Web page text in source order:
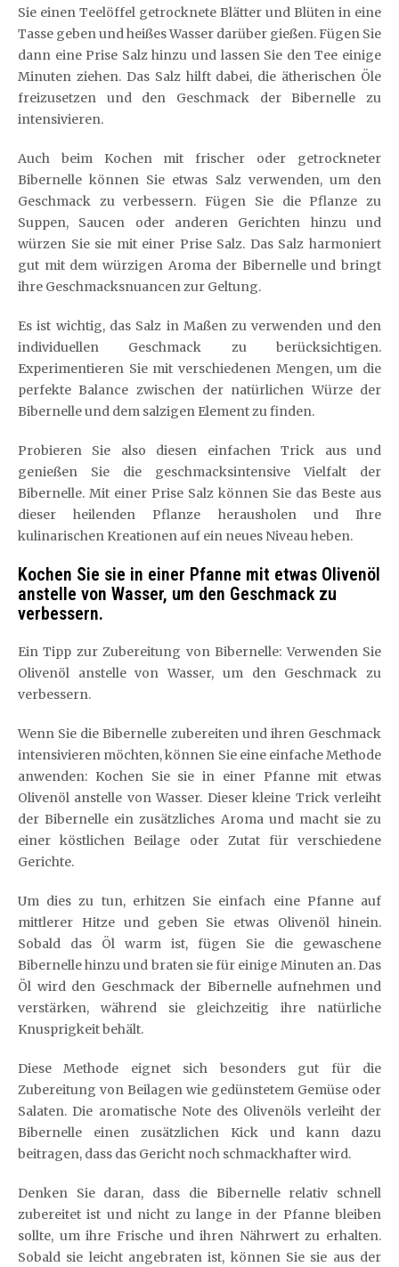
Sie einen Teelöffel getrocknete Blätter und Blüten in eine
Tasse geben und heißes Wasser darüber gießen. Fügen Sie
dann eine Prise Salz hinzu und lassen Sie den Tee einige
Minuten ziehen. Das Salz hilft dabei, die ätherischen Öle
freizusetzen und den Geschmack der Bibernelle zu
intensivieren.
Auch beim Kochen mit frischer oder getrockneter
Bibernelle können Sie etwas Salz verwenden, um den
Geschmack zu verbessern. Fügen Sie die Pflanze zu
Suppen, Saucen oder anderen Gerichten hinzu und
würzen Sie sie mit einer Prise Salz. Das Salz harmoniert
gut mit dem würzigen Aroma der Bibernelle und bringt
ihre Geschmacksnuancen zur Geltung.
Es ist wichtig, das Salz in Maßen zu verwenden und den
individuellen Geschmack zu berücksichtigen.
Experimentieren Sie mit verschiedenen Mengen, um die
perfekte Balance zwischen der natürlichen Würze der
Bibernelle und dem salzigen Element zu finden.
Probieren Sie also diesen einfachen Trick aus und
genießen Sie die geschmacksintensive Vielfalt der
Bibernelle. Mit einer Prise Salz können Sie das Beste aus
dieser heilenden Pflanze herausholen und Ihre
kulinarischen Kreationen auf ein neues Niveau heben.
Kochen Sie sie in einer Pfanne mit etwas Olivenöl
anstelle von Wasser, um den Geschmack zu
verbessern.
Ein Tipp zur Zubereitung von Bibernelle: Verwenden Sie
Olivenöl anstelle von Wasser, um den Geschmack zu
verbessern.
Wenn Sie die Bibernelle zubereiten und ihren Geschmack
intensivieren möchten, können Sie eine einfache Methode
anwenden: Kochen Sie sie in einer Pfanne mit etwas
Olivenöl anstelle von Wasser. Dieser kleine Trick verleiht
der Bibernelle ein zusätzliches Aroma und macht sie zu
einer köstlichen Beilage oder Zutat für verschiedene
Gerichte.
Um dies zu tun, erhitzen Sie einfach eine Pfanne auf
mittlerer Hitze und geben Sie etwas Olivenöl hinein.
Sobald das Öl warm ist, fügen Sie die gewaschene
Bibernelle hinzu und braten sie für einige Minuten an. Das
Öl wird den Geschmack der Bibernelle aufnehmen und
verstärken, während sie gleichzeitig ihre natürliche
Knusprigkeit behält.
Diese Methode eignet sich besonders gut für die
Zubereitung von Beilagen wie gedünstetem Gemüse oder
Salaten. Die aromatische Note des Olivenöls verleiht der
Bibernelle einen zusätzlichen Kick und kann dazu
beitragen, dass das Gericht noch schmackhafter wird.
Denken Sie daran, dass die Bibernelle relativ schnell
zubereitet ist und nicht zu lange in der Pfanne bleiben
sollte, um ihre Frische und ihren Nährwert zu erhalten.
Sobald sie leicht angebraten ist, können Sie sie aus der